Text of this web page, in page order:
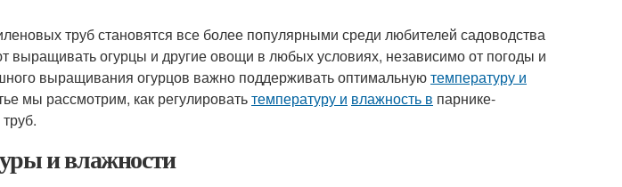
труб становятся все более популярными среди любителей садоводства
выращивать огурцы и другие овощи в любых условиях, независимо от погоды и
выращивания огурцов важно поддерживать оптимальнуютемпературу и
мы рассмотрим, как регулироватьтемпературу и влажность в парнике-
и влажности